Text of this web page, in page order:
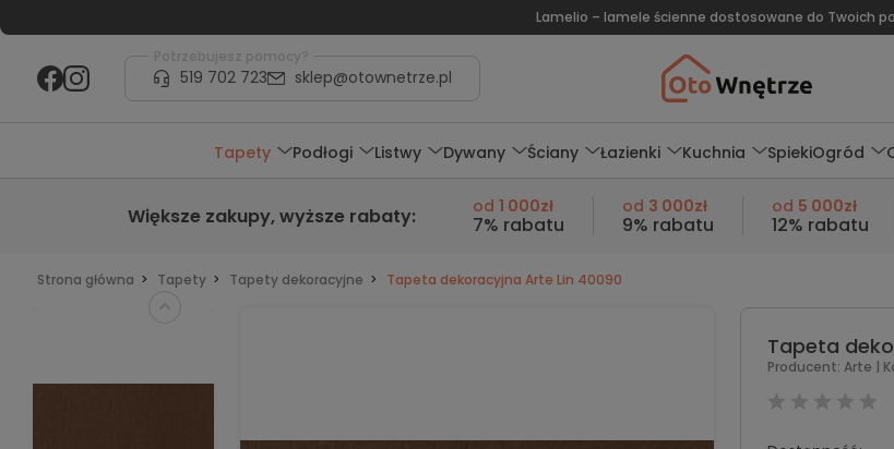
Lamelio – lamele ścienne dostosowane do Twoich
Potrzebujesz pomocy?
519 702 723 sklep@otownetrze.pl
Tapety Podłogi Listwy Dywany Ściany Łazienki Kuchnia SpiekiOgród
Większe zakupy,wyższe rabaty: od 1 000zł
7% rabatu
od 3 000zł
9% rabatu
od 5 000zł
12% rabatu
Strona główna Tapety Tapety dekoracyjne Tapeta dekoracyjna Arte Lin 40090
Tapeta
Producent: Arte |